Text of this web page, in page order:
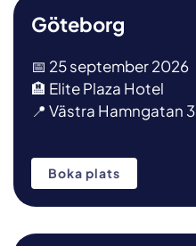
Göteborg
📅 25 september 2026
🏨 Elite Plaza Hotel
📍 Västra Hamngatan 3
Boka plats